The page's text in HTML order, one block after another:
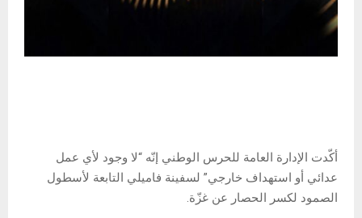
أكّدت الإدارة العامة للحرس الوطني إنّه “لا وجود لأي عمل
عدائي أو استهداف خارجي” لسفينة فاميلي التابعة لأسطول
الصمود لكسر الحصار عن غزّة.